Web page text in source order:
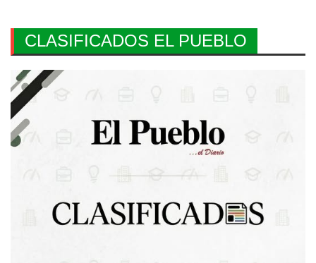
CLASIFICADOS EL PUEBLO